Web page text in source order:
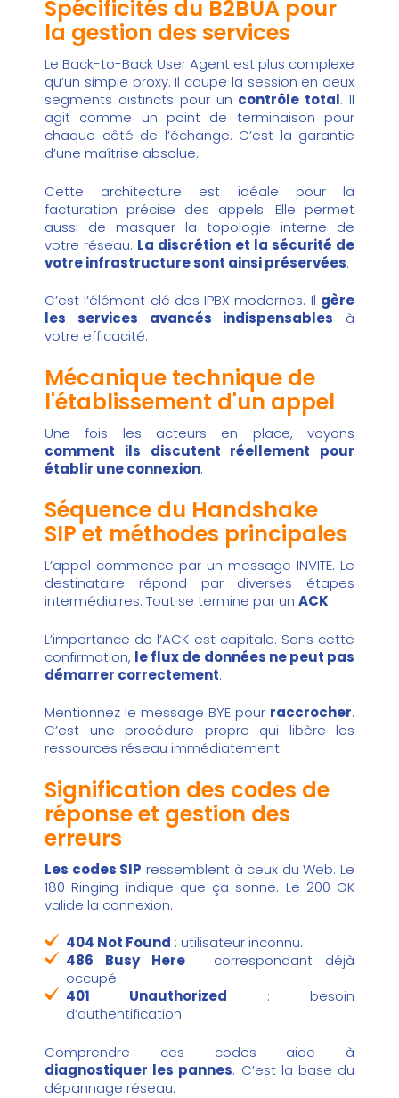
Spécificités du B2BUA pour
la gestion des services
Le Back-to-Back User Agent est plus complexe
qu’un simple proxy. Il coupe la session en deux
segments distincts pour un contrôle total. Il
agit comme un point de terminaison pour
chaque côté de l’échange. C’est la garantie
d’une maîtrise absolue.
Cette architecture est idéale pour la
facturation précise des appels. Elle permet
aussi de masquer la topologie interne de
votre réseau. La discrétion et la sécurité de
votre infrastructure sont ainsi préservées.
C’est l’élément clé des IPBX modernes. Il gère
les services avancés indispensables à
votre efficacité.
Mécanique technique de
l'établissement d'un appel
Une fois les acteurs en place, voyons
comment ils discutent réellement pour
établir une connexion.
Séquence du Handshake
SIP et méthodes principales
L’appel commence par un message INVITE. Le
destinataire répond par diverses étapes
intermédiaires. Tout se termine par un ACK.
L’importance de l’ACK est capitale. Sans cette
confirmation, le flux de données ne peut pas
démarrer correctement.
Mentionnez le message BYE pour raccrocher.
C’est une procédure propre qui libère les
ressources réseau immédiatement.
Signification des codes de
réponse et gestion des
erreurs
Les codes SIP ressemblent à ceux du Web. Le
180 Ringing indique que ça sonne. Le 200 OK
valide la connexion.
404 Not Found : utilisateur inconnu.
486 Busy Here : correspondant déjà
occupé.
401 Unauthorized : besoin
d’authentification.
Comprendre ces codes aide à
diagnostiquer les pannes. C’est la base du
dépannage réseau.